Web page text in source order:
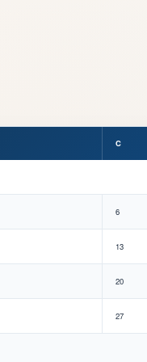
C
6
13
20
27